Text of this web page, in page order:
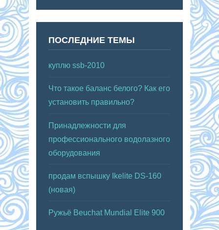
ПОСЛЕДНИЕ ТЕМЫ
куплю ssb-2010
Что такое баланс белого? Как его
установить правильно?
Принадлежности для
профессионального водолазного
оборудования
продам вспышку Ikelite DS-160
(новая)
Ружьё Beuchat Mundial Elite 900